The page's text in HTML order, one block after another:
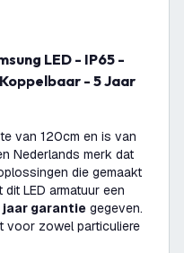
- 5 Jaar
van 120cm en is van
Nederlands merk dat
die gemaakt
LED armatuur een
jaar garantie gegeven.
voor zowel particuliere